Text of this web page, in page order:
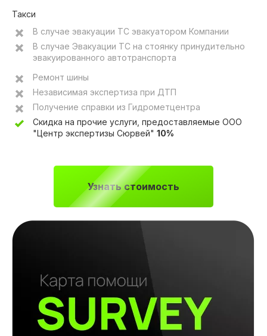
Такси
В случае эвакуации ТС эвакуатором Компании
В случае Эвакуации ТС на стоянку принудительно
эвакуированного автотранспорта
Ремонт шины
Независимая экспертиза при ДТП
Получение справки из Гидрометцентра
Скидка на прочие услуги, предоставляемые ООО
"Центр экспертизы Сюрвей" 10%
Узнать стоимость